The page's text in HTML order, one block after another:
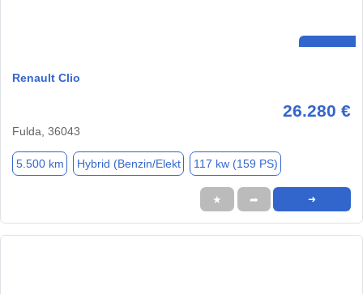
Renault Clio
26.280 €
Fulda, 36043
5.500 km Hybrid (Benzin/Elekt 117 kw (159 PS)
★ ➦ ➜